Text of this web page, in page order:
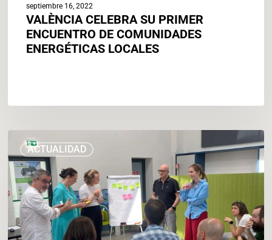
septiembre 16, 2022
VALÈNCIA CELEBRA SU PRIMER
ENCUENTRO DE COMUNIDADES
ENERGÉTICAS LOCALES
ACTUALIDAD
incorpora
al
proyecto
europeo
Eureka
para